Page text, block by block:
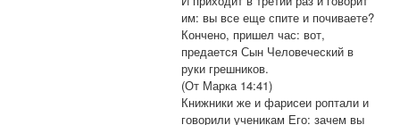
им: вы все еще спите и почиваете?
Кончено, пришел час: вот,
предается Сын Человеческий в
руки грешников.
(От Марка 14:41)
Книжники же и фарисеи роптали и
говорили ученикам Его: зачем вы